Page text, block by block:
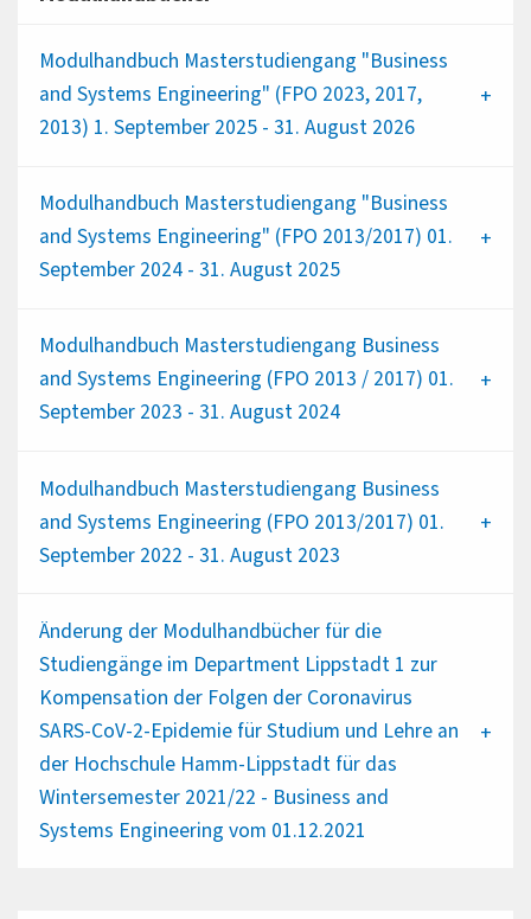
Modulhandbuch Masterstudiengang "Business
and Systems Engineering" (FPO 2023, 2017,
2013) 1. September 2025 - 31. August 2026
Modulhandbuch Masterstudiengang "Business
and Systems Engineering" (FPO 2013/2017) 01.
September 2024 - 31. August 2025
Modulhandbuch Masterstudiengang Business
and Systems Engineering (FPO 2013 / 2017) 01.
September 2023 - 31. August 2024
Modulhandbuch Masterstudiengang Business
and Systems Engineering (FPO 2013/2017) 01.
September 2022 - 31. August 2023
Änderung der Modulhandbücher für die
Studiengänge im Department Lippstadt 1 zur
Kompensation der Folgen der Coronavirus
SARS-CoV-2-Epidemie für Studium und Lehre an
der Hochschule Hamm-Lippstadt für das
Wintersemester 2021/22 - Business and
Systems Engineering vom 01.12.2021